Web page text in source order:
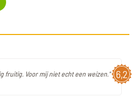
6,2
fruitig. Voor mij niet echt een weizen."